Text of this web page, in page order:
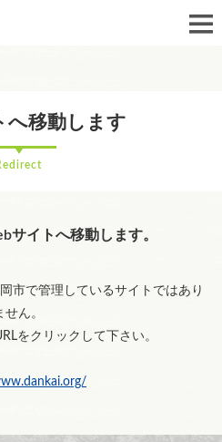
へ移動します
サイトへ移動します。
市で管理しているサイトではあり
せん。
をクリックして下さい。